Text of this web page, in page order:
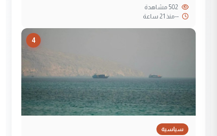
--منذ 21 ساعة
4
سياسية